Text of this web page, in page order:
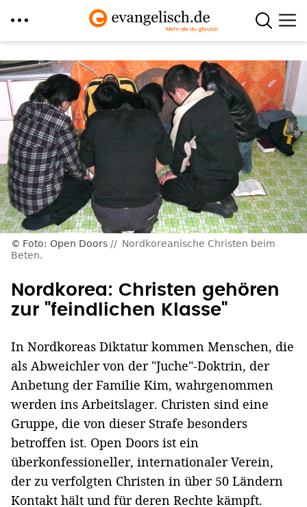
zum
Inhalt
Foto: Open Doors
Nordkoreanische Christen beim
Beten.
Nordkorea: Christen gehören
zur "feindlichen Klasse"
In Nordkoreas Diktatur kommen Menschen, die
als Abweichler von der "Juche"-Doktrin, der
Anbetung der Familie Kim, wahrgenommen
werden ins Arbeitslager. Christen sind eine
Gruppe, die von dieser Strafe besonders
betroffen ist. Open Doors ist ein
überkonfessioneller, internationaler Verein,
der zu verfolgten Christen in über 50 Ländern
Kontakt hält und für deren Rechte kämpft.